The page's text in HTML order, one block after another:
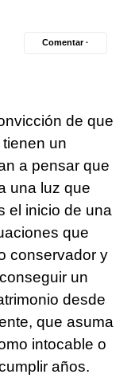
Comentar ·
de que
un
a pensar que
una luz que
el inicio de una
que
conservador y
un
desde
que asuma
intocable o
años.